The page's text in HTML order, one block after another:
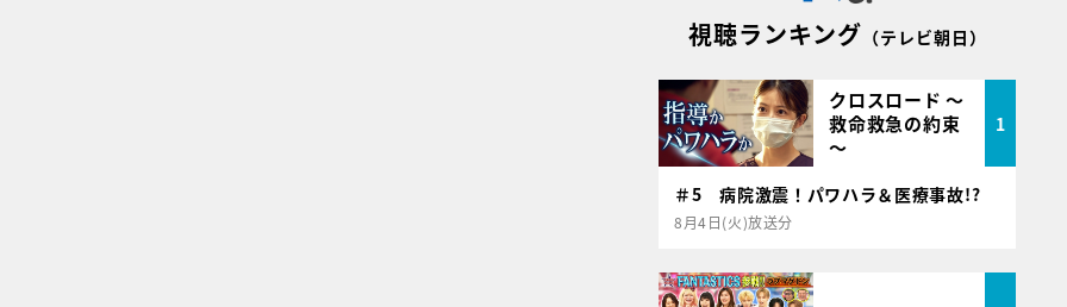
視聴ランキング （テレビ朝日）
クロスロード ～
救命救急の約束
～
1
＃5 病院激震！パワハラ＆医療事故!?
8月4日(火)放送分